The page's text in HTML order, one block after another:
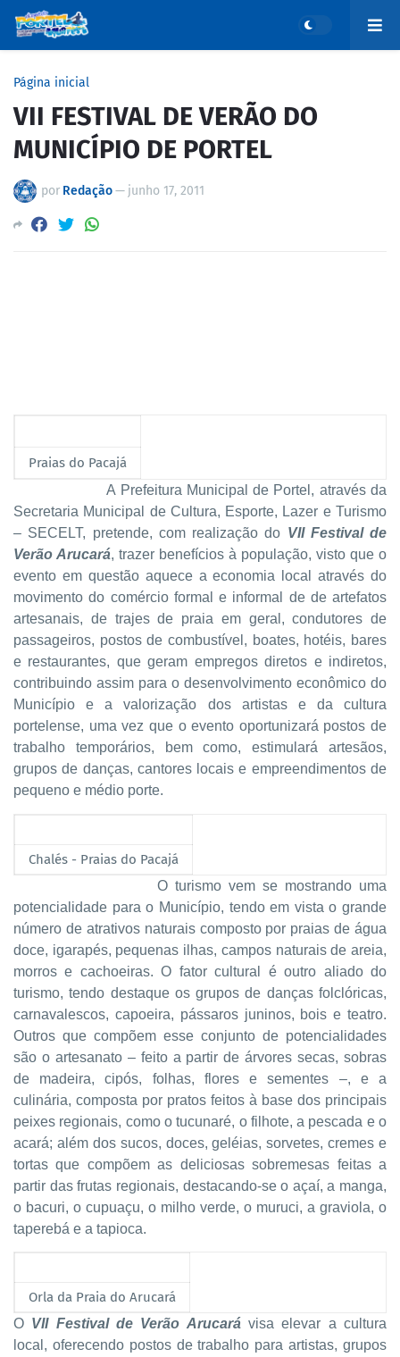
Página inicial
VII FESTIVAL DE VERÃO DO
MUNICÍPIO DE PORTEL
por Redação— junho 17, 2011
Praias do Pacajá
A Prefeitura Municipal de Portel, através da
Secretaria Municipal de Cultura, Esporte, Lazer e Turismo
– SECELT, pretende, com realização do VII Festival de
Verão Arucará, trazer benefícios à população, visto que o
evento em questão aquece a economia local através do
movimento do comércio formal e informal de de artefatos
artesanais, de trajes de praia em geral, condutores de
passageiros, postos de combustível, boates, hotéis, bares
e restaurantes, que geram empregos diretos e indiretos,
contribuindo assim para o desenvolvimento econômico do
Município e a valorização dos artistas e da cultura
portelense, uma vez que o evento oportunizará postos de
trabalho temporários, bem como, estimulará artesãos,
grupos de danças, cantores locais e empreendimentos de
pequeno e médio porte.
Chalés - Praias do Pacajá
Oturismo vem se mostrando uma
potencialidade para o Município, tendo em vista o grande
número de atrativos naturais composto por praias de água
doce, igarapés, pequenas ilhas, campos naturais de areia,
morros e cachoeiras. O fator cultural é outro aliado do
turismo, tendo destaque os grupos de danças folclóricas,
carnavalescos, capoeira, pássaros juninos, bois e teatro.
Outros que compõem esse conjunto de potencialidades
são o artesanato – feito a partir de árvores secas, sobras
de madeira, cipós, folhas, flores e sementes –, e a
culinária, composta por pratos feitos à base dos principais
peixes regionais, como o tucunaré, o filhote, a pescada e o
acará; além dos sucos, doces, geléias, sorvetes, cremes e
tortas que compõem as deliciosas sobremesas feitas a
partir das frutas regionais, destacando-se o açaí, a manga,
o bacuri, o cupuaçu, o milho verde, o muruci, a graviola, o
taperebá e a tapioca.
Orla da Praia do Arucará
O VII Festival de Verão Arucarávisa elevar a cultura
local, oferecendo postos de trabalho para artistas, grupos